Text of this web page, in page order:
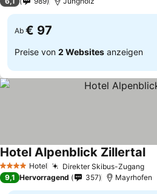
Ab € 97
Preise von 2 Websites anzeigen
4 Sterne Hotel Direkter Skibus-Zugang
Hotel Alpenblick Zillertal
9,1 Hervorragend 357 Mayrhofen